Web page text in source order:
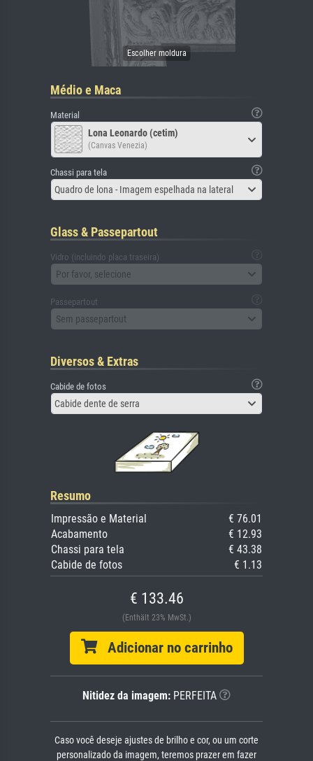
Médio e Maca
Material
Lona Leonardo (cetim)
(Canvas Venezia)
Chassi para tela
Quadro de lona - Imagem espelhada na lateral
Glass & Passepartout
Vidro (incluindo placa traseira)
Por favor, selecione
Passepartout
Sem passepartout
Diversos & Extras
Cabide de fotos
Cabide dente de serra
Resumo
Impressão e Material
€ 76.01
Acabamento
€ 12.93
Chassi para tela
€ 43.38
Cabide de fotos
€ 1.13
€ 133.46
(Enthält 23% MwSt.)
Adicionar no carrinho
Nitidez da imagem: PERFEITA
Caso você deseje ajustes de brilho e cor, ou um corte
personalizado da imagem, teremos prazer em fazer